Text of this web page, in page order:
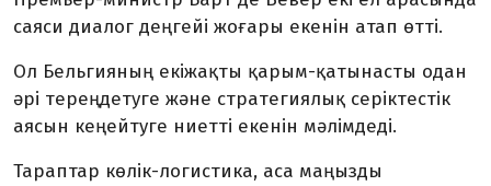
саяси диалог деңгейі жоғары екенін атап өтті.
Ол Бельгияның екіжақты қарым-қатынасты одан
әрі тереңдетуге және стратегиялық серіктестік
аясын кеңейтуге ниетті екенін мәлімдеді.
Тараптар көлік-логистика, аса маңызды